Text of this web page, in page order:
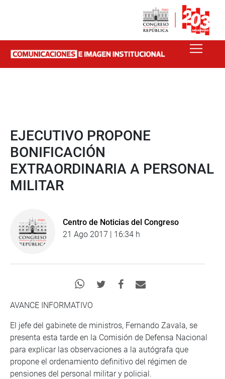
EJECUTIVO PROPONE
BONIFICACIÓN
EXTRAORDINARIA A PERSONAL
MILITAR
Centro de Noticias del Congreso
21 Ago 2017 | 16:34 h
AVANCE INFORMATIVO
El jefe del gabinete de ministros, Fernando Zavala, se
presenta esta tarde en la Comisión de Defensa Nacional
para explicar las observaciones a la autógrafa que
propone el ordenamiento definitivo del régimen de
pensiones del personal militar y policial.